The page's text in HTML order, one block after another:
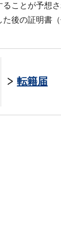
ことが予想
後の証明書
転籍届